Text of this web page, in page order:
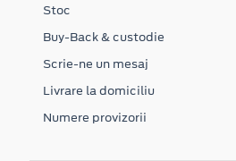
Stoc
Buy-Back & custodie
Scrie-ne un mesaj
Livrare la domiciliu
Numere provizorii